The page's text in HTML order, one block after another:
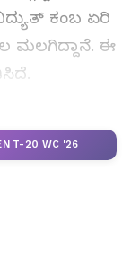
ಕಂಬ ಏರಿ
ಮಲಗಿದ್ದಾನೆ. ಈ
ಅನ್ನು
T-20 WC '26